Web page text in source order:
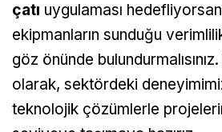
çatı uygulaması
ekipmanların sunduğu
göz önünde bulundurmalısınız.
olarak, sektördeki
teknolojik çözümlerle